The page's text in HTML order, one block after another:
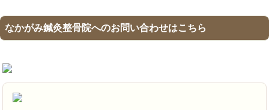
なかがみ鍼灸整骨院へのお問い合わせはこちら